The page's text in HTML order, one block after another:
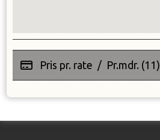
Pris pr. rate / Pr.mdr. (11)